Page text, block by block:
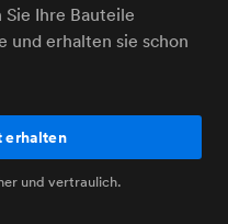
Ihre Bauteile
und erhalten sie schon
erhalten
und vertraulich.